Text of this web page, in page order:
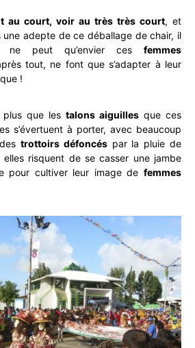
au court, voir au très très court, et
une adepte de ce déballage de chair, il
ne peut qu’envier ces femmes
tout, ne font que s’adapter à leur
!
plus que les talons aiguilles que ces
s’évertuent à porter, avec beaucoup
trottoirs défoncéspar la pluie de
risquent de se casser une jambe
pour cultiver leur image de femmes